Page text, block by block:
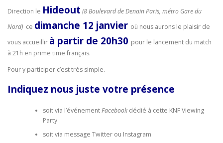
Direction le Hideout (8 Boulevard de Denain Paris, métro Gare du
Nord) ce dimanche 12 janvier où nous aurons le plaisir de
vous accueillir à partir de 20h30 pour le lancement du match
à 21h en prime time français.
Pour y participer c’est très simple.
Indiquez nous juste votre présence
soit via l’événementFacebookdédié à cette KNF Viewing
Party
soit via message Twitter ou Instagram